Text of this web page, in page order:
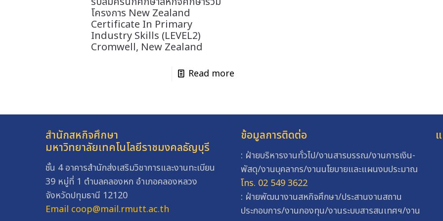
โครงการ New Zealand
Certificate In Primary
Industry Skills (LEVEL2)
Cromwell, New Zealand
Read more
สำนักสหกิจศึกษา
มหาวิทยาลัยเทคโนโลยีราชมงคลธัญบุรี
ชั้น 4 อาคารสำนักส่งเสริมวิชาการและงานทะเบียน
39 หมู่ที่ 1 ตำบลคลองหก อำเภอคลองหลวง
จังหวัดปทุมธานี 12120
Email coop@mail.rmutt.ac.th
ข้อมูลการติดต่อ
: ฝ่ายบริหารงานทั่วไป/งานสารบรรณ/งานการเงิน-
พัสดุ/งานบุคลากร/งานนโยบายและแผนงบประมาณ
โทร. 02 549 3622
: ฝ่ายพัฒนางานสหกิจศึกษา/ประสานงานสถาน
ประกอบการ/งานกองทุน/งานระบบสารสนเทศฯ/งาน